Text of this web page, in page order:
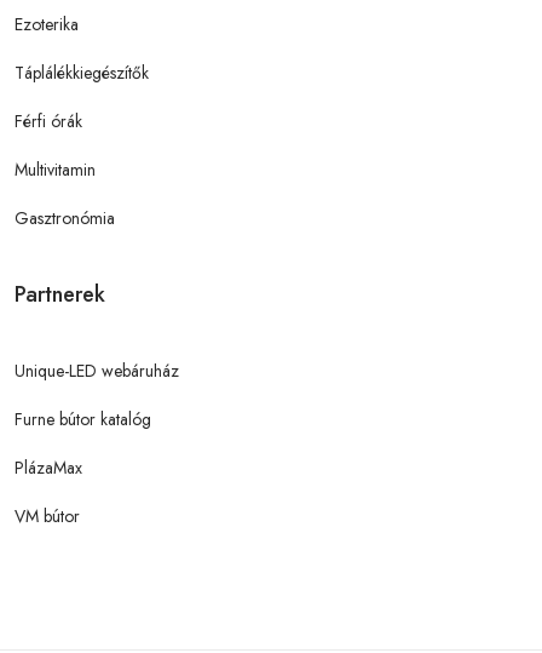
Ezoterika
Táplálékkiegészítők
Férfi órák
Multivitamin
Gasztronómia
Partnerek
Unique-LED webáruház
Furne bútor katalóg
PlázaMax
VM bútor